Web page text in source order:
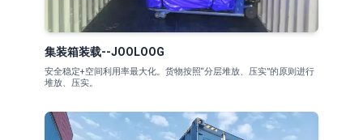
集装箱装载--JOOLOOG
安全稳定+空间利用率最大化。货物按照“分层堆放、压实”的原则进行
堆放、压实。